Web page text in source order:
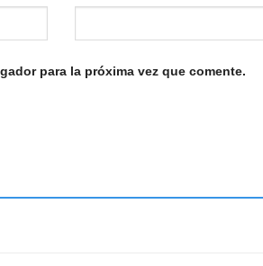
para la próxima vez que comente.